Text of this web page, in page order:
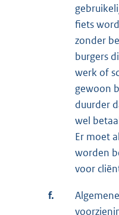
fiets
zonder
burgers
werk of
gewoon
duurder
wel
Er moet
worden
voor
f.